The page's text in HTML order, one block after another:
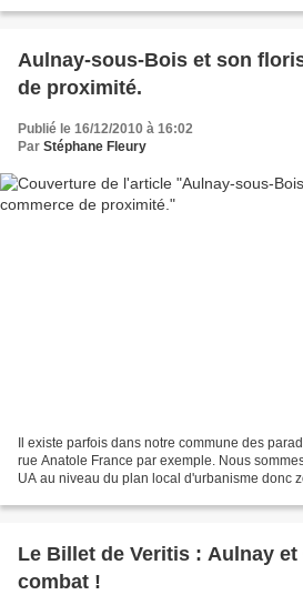
Aulnay-sous-Bois et son
de proximité.
Publié le 16/12/2010 à 16:02
Par Stéphane Fleury
Il existe parfois dans notre commune des
rue Anatole France par exemple. Nous
UA au niveau du plan local d'urbanisme donc
Le Billet de Veritis : Aulnay et
combat !